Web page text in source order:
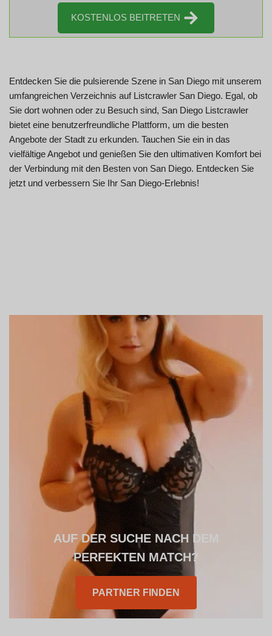
KOSTENLOS BEITRETEN
Entdecken Sie die pulsierende Szene in San Diego mit unserem
umfangreichen Verzeichnis auf Listcrawler San Diego. Egal, ob
Sie dort wohnen oder zu Besuch sind, San Diego Listcrawler
bietet eine benutzerfreundliche Plattform, um die besten
Angebote der Stadt zu erkunden. Tauchen Sie ein in das
vielfältige Angebot und genießen Sie den ultimativen Komfort bei
der Verbindung mit den Besten von San Diego. Entdecken Sie
jetzt und verbessern Sie Ihr San Diego-Erlebnis!
AUF DER SUCHE NACH DEM
PERFEKTEN MATCH?
PARTNER FINDEN